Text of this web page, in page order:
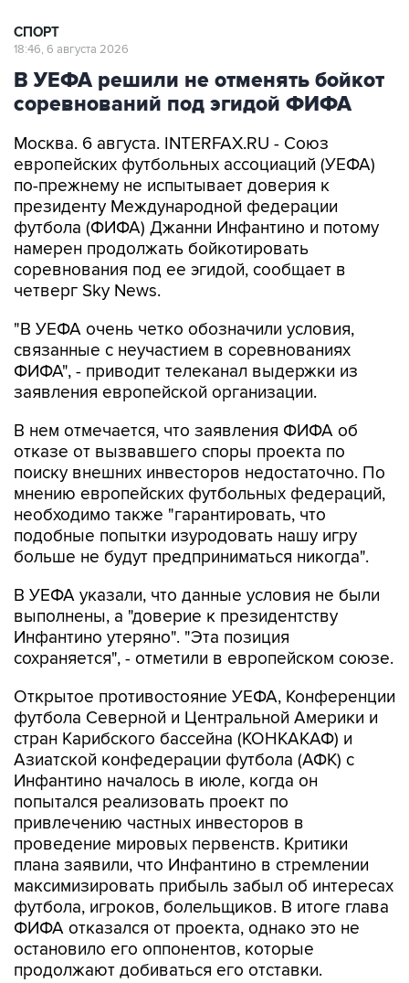
СПОРТ
18:46, 6 августа 2026
В УЕФА решили не отменять бойкот
соревнований под эгидой ФИФА
Москва. 6 августа. INTERFAX.RU - Союз
европейских футбольных ассоциаций (УЕФА)
по-прежнему не испытывает доверия к
президенту Международной федерации
футбола (ФИФА) Джанни Инфантино и потому
намерен продолжать бойкотировать
соревнования под ее эгидой, сообщает в
четверг Sky News.
"В УЕФА очень четко обозначили условия,
связанные с неучастием в соревнованиях
ФИФА", - приводит телеканал выдержки из
заявления европейской организации.
В нем отмечается, что заявления ФИФА об
отказе от вызвавшего споры проекта по
поиску внешних инвесторов недостаточно. По
мнению европейских футбольных федераций,
необходимо также "гарантировать, что
подобные попытки изуродовать нашу игру
больше не будут предприниматься никогда".
В УЕФА указали, что данные условия не были
выполнены, а "доверие к президентству
Инфантино утеряно". "Эта позиция
сохраняется", - отметили в европейском союзе.
Открытое противостояние УЕФА, Конференции
футбола Северной и Центральной Америки и
стран Карибского бассейна (КОНКАКАФ) и
Азиатской конфедерации футбола (АФК) с
Инфантино началось в июле, когда он
попытался реализовать проект по
привлечению частных инвесторов в
проведение мировых первенств. Критики
плана заявили, что Инфантино в стремлении
максимизировать прибыль забыл об интересах
футбола, игроков, болельщиков. В итоге глава
ФИФА отказался от проекта, однако это не
остановило его оппонентов, которые
продолжают добиваться его отставки.